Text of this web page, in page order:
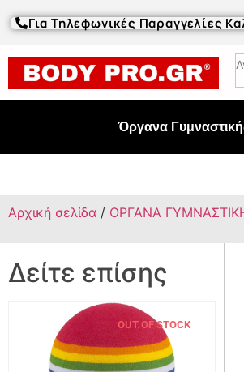
Για Τηλεφωνικές Παραγγελίες
Όργανα
Αρχική σελίδα / ΟΡΓΑΝΑ
Δείτε επίσης
OUT OF STOCK